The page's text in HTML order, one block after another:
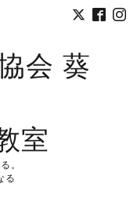
会 葵
室
。
る